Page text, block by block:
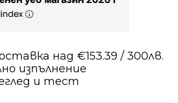
над €153.39 / 300лв.
изпълнение
и тест